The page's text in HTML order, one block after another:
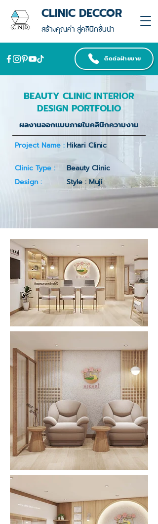
สร้างคุณค่า สู่คลินิกชั้นนำ
CLINIC DECCOR
ติดต่อฝ่ายขาย
BEAUTY CLINIC INTERIOR
DESIGN PORTFOLIO
ผลงานออกแบบภายในคลินิกความงาม
Project Name : Hikari Clinic
Clinic Type :
Beauty Clinic
Design :
Style : Muji